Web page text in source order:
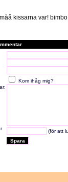
kissarna var!
Kom ihåg mig?
(för att